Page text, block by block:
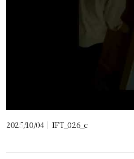
2025/10/04｜ IFT_026_c